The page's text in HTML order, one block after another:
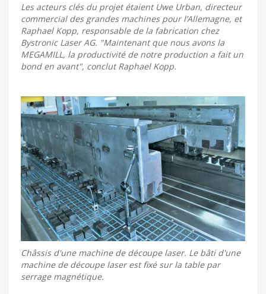
Les acteurs clés du projet étaient Uwe Urban, directeur
commercial des grandes machines pour l’Allemagne, et
Raphael Kopp, responsable de la fabrication chez
Bystronic Laser AG. "Maintenant que nous avons la
MEGAMILL, la productivité de notre production a fait un
bond en avant", conclut Raphael Kopp.
Châssis d'une machine de découpe laser. Le bâti d'une
machine de découpe laser est fixé sur la table par
serrage magnétique.